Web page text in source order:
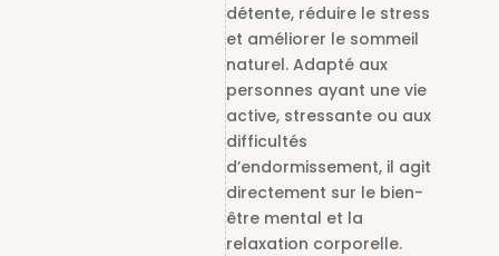
détente, réduire le stress
et améliorer le sommeil
naturel. Adapté aux
personnes ayant une vie
active, stressante ou aux
difficultés
d’endormissement, il agit
directement sur le bien-
être mental et la
relaxation corporelle.